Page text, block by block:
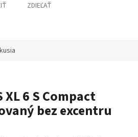
ZDIEĽAŤ
XL 6 S Compact
bez excentru